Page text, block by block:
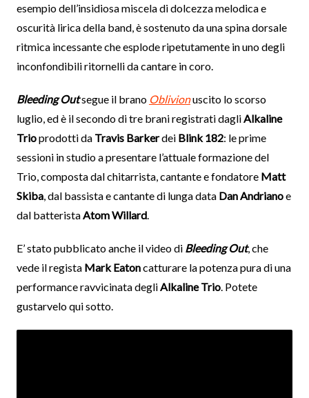
esempio dell’insidiosa miscela di dolcezza melodica e
oscurità lirica della band, è sostenuto da una spina dorsale
ritmica incessante che esplode ripetutamente in uno degli
inconfondibili ritornelli da cantare in coro.
Bleeding Outsegue il brano Oblivionuscito lo scorso
luglio, ed è il secondo di tre brani registrati dagliAlkaline
Trioprodotti da Travis Barkerdei Blink 182: le prime
sessioni in studio a presentare l’attuale formazione del
Trio, composta dal chitarrista, cantante e fondatore Matt
Skiba, dal bassista e cantante di lunga data Dan Andrianoe
dal batteristaAtom Willard.
E’ stato pubblicato anche il video di Bleeding Out, che
vede il regista Mark Eatoncatturare la potenza pura di una
performance ravvicinata degliAlkaline Trio. Potete
gustarvelo qui sotto.